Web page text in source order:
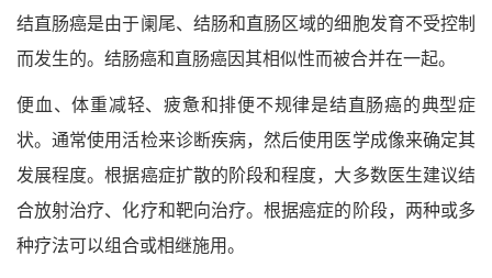
结直肠癌是由于阑尾、结肠和直肠区域的细胞发育不受控制
而发生的。结肠癌和直肠癌因其相似性而被合并在一起。
便血、体重减轻、疲惫和排便不规律是结直肠癌的典型症
状。通常使用活检来诊断疾病，然后使用医学成像来确定其
发展程度。根据癌症扩散的阶段和程度，大多数医生建议结
合放射治疗、化疗和靶向治疗。根据癌症的阶段，两种或多
种疗法可以组合或相继施用。